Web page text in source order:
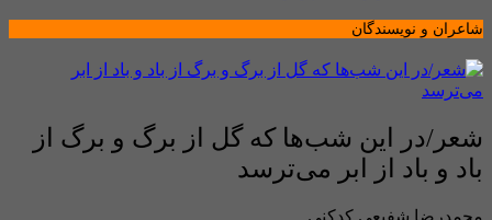
شاعران و نویسندگان
شعر/در این شب‌ها که گل از برگ و برگ از
باد و باد از ابر می‌ترسد
محمدرضا شفیعی کدکنی